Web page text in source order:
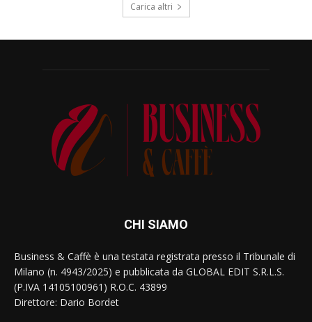
Carica altri
CHI SIAMO
Business & Caffè è una testata registrata presso il Tribunale di
Milano (n. 4943/2025) e pubblicata da GLOBAL EDIT S.R.L.S.
(P.IVA 14105100961) R.O.C. 43899
Direttore: Dario Bordet